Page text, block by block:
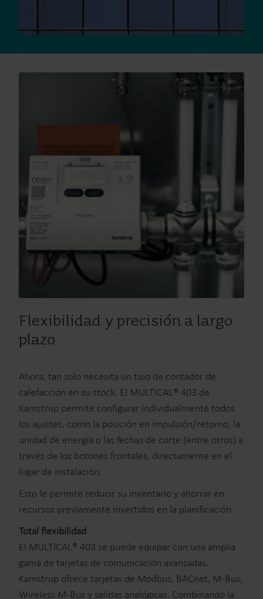
Flexibilidad y precisión a largo
plazo
Ahora, tan solo necesita un tipo de contador de
calefacción en su stock. El MULTICAL® 403 de
Kamstrup permite configurar individualmente todos
los ajustes, como la posición en impulsión/retorno, la
unidad de energía o las fechas de corte (entre otros) a
través de los botones frontales, directamente en el
lugar de instalación.
Esto le permite reducir su inventario y ahorrar en
recursos previamente invertidos en la planificación.
Total flexibilidad
El MULTICAL® 403 se puede equipar con una amplia
gama de tarjetas de comunicación avanzadas.
Kamstrup ofrece tarjetas de Modbus, BACnet, M-Bus,
Wireless M-Bus y salidas analógicas. Combinando la